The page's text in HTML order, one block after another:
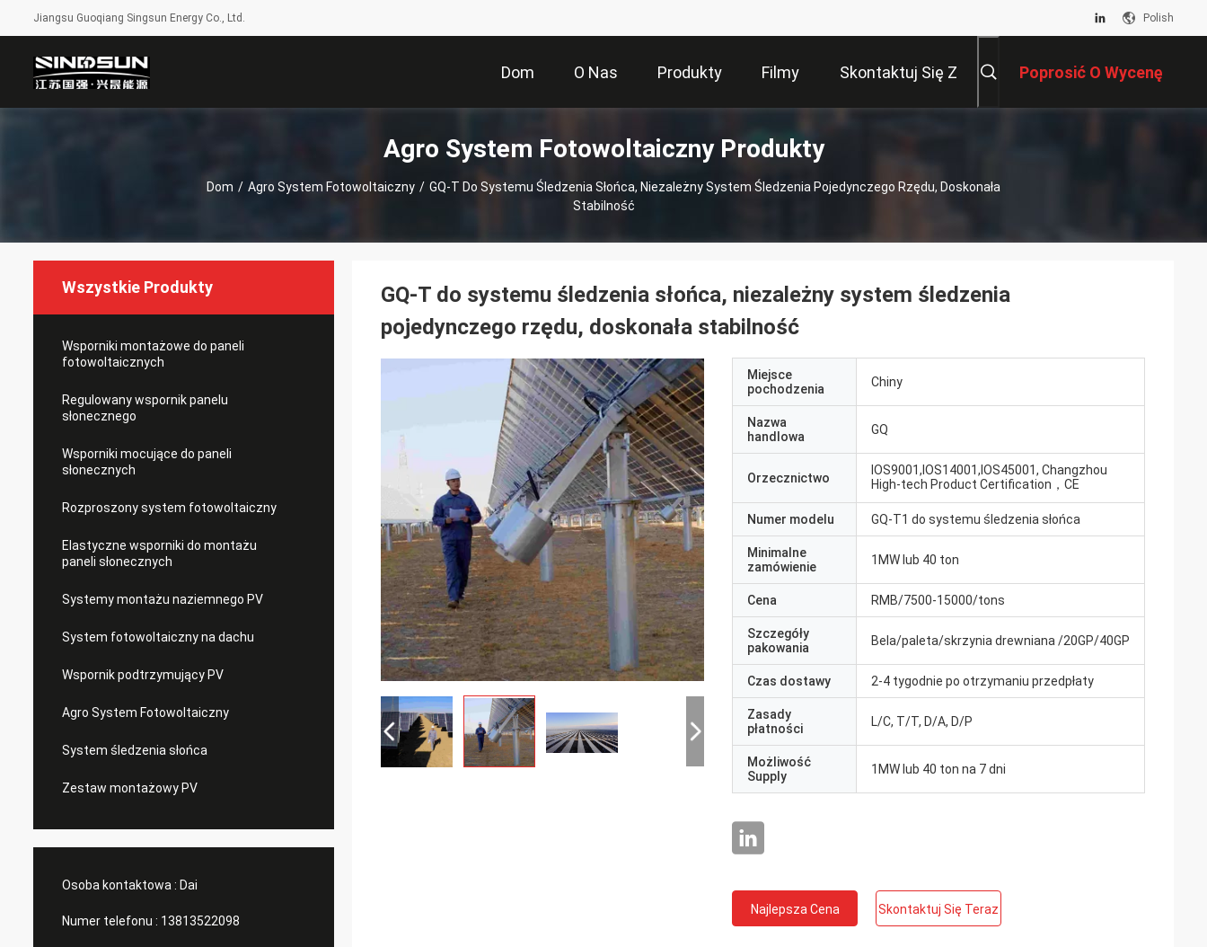
Jiangsu Guoqiang Singsun Energy Co., Ltd. Polish
Dom O Nas Produkty Filmy Skontaktuj Się Z Poprosić O Wycenę
Agro System Fotowoltaiczny Produkty
Dom / Agro System Fotowoltaiczny / GQ-T Do Systemu Śledzenia Słońca, Niezależny System Śledzenia Pojedynczego Rzędu, Doskonała
Stabilność
Wszystkie Produkty
Wsporniki montażowe do paneli
fotowoltaicznych
Regulowany wspornik panelu
słonecznego
Wsporniki mocujące do paneli
słonecznych
Rozproszony system fotowoltaiczny
Elastyczne wsporniki do montażu
paneli słonecznych
Systemy montażu naziemnego PV
System fotowoltaiczny na dachu
Wspornik podtrzymujący PV
Agro System Fotowoltaiczny
System śledzenia słońca
Zestaw montażowy PV
Osoba kontaktowa : Dai
Numer telefonu : 13813522098
GQ-T do systemu śledzenia słońca, niezależny system śledzenia
pojedynczego rzędu, doskonała stabilność
Miejsce
pochodzenia
Chiny
Nazwa
handlowa
GQ
Orzecznictwo
IOS9001,IOS14001,IOS45001, Changzhou
High-tech Product Certification，CE
Numer modelu GQ-T1 do systemu śledzenia słońca
Minimalne
zamówienie
1MW lub 40 ton
Cena RMB/7500-15000/tons
Szczegóły
pakowania
Bela/paleta/skrzynia drewniana /20GP/40GP
Czas dostawy 2-4 tygodnie po otrzymaniu przedpłaty
Zasady
płatności
L/C, T/T, D/A, D/P
Możliwość
Supply
1MW lub 40 ton na 7 dni
Najlepsza Cena Skontaktuj Się Teraz